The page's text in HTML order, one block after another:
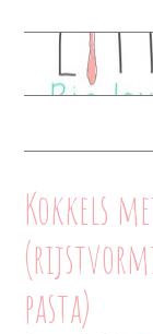
Kokkels
pasta)